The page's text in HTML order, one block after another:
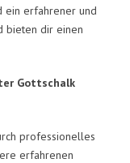
ein erfahrener und
bieten dir einen
Gottschalk
professionelles
erfahrenen